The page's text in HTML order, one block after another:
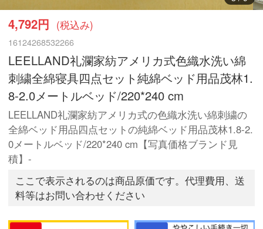
4,792円 (税込み)
16124268532266
LEELLAND礼瀾家紡アメリカ式色織水洗い綿
刺繍全綿寝具四点セット純綿ベッド用品茂林1.
8-2.0メートルベッド/220*240 cm
LEELLAND礼瀾家紡アメリカ式の色織水洗い綿刺繍の
全綿ベッド用品四点セットの純綿ベッド用品茂林1.8-2.
0メートルベッド/220*240 cm【写真価格ブランド見
積】-
ここで表示されるのは商品原価です。代理費用、送
料等はお問い合わせください